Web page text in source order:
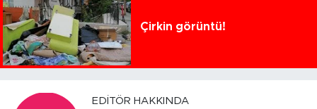
Çirkin görüntü!
EDITÖR HAKKINDA